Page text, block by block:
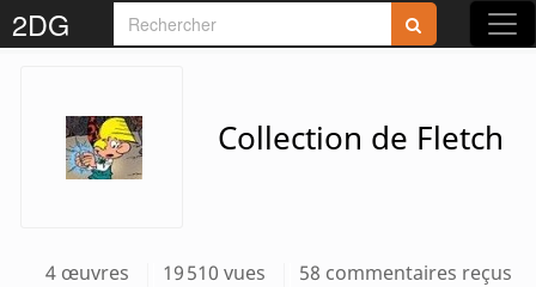
2DG
Collection de Fletch
4 œuvres 19 510 vues
58 commentaires reçus